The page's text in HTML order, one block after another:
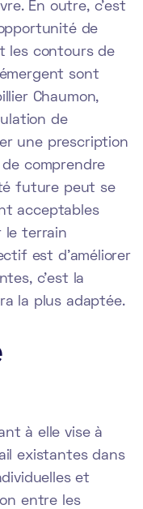
En outre, c’est
de
les contours de
sont
Chaumon,
de
une prescription
comprendre
future peut se
acceptables
le terrain
est d’améliorer
c’est la
la plus adaptée.
à elle vise à
existantes dans
et
entre les